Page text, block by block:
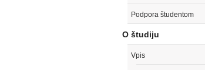
Podpora študentom
O študiju
Vpis